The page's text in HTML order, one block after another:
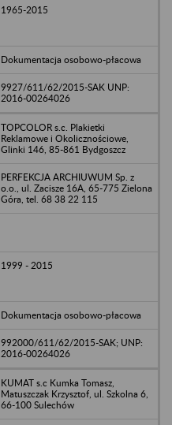
1965-2015
Dokumentacja osobowo-płacowa
9927/611/62/2015-SAK UNP:
2016-00264026
TOPCOLOR s.c. Plakietki
Reklamowe i Okolicznościowe,
Glinki 146, 85-861 Bydgoszcz
PERFEKCJA ARCHIUWUM Sp. z
o.o., ul. Zacisze 16A, 65-775 Zielona
Góra, tel. 68 38 22 115
1999 - 2015
Dokumentacja osobowo-płacowa
992000/611/62/2015-SAK; UNP:
2016-00264026
KUMAT s.c Kumka Tomasz,
Matuszczak Krzysztof, ul. Szkolna 6,
66-100 Sulechów